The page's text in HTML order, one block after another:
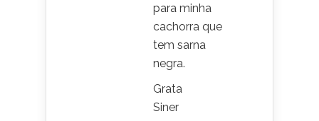
para minha
cachorra que
tem sarna
negra.
Grata
Siner